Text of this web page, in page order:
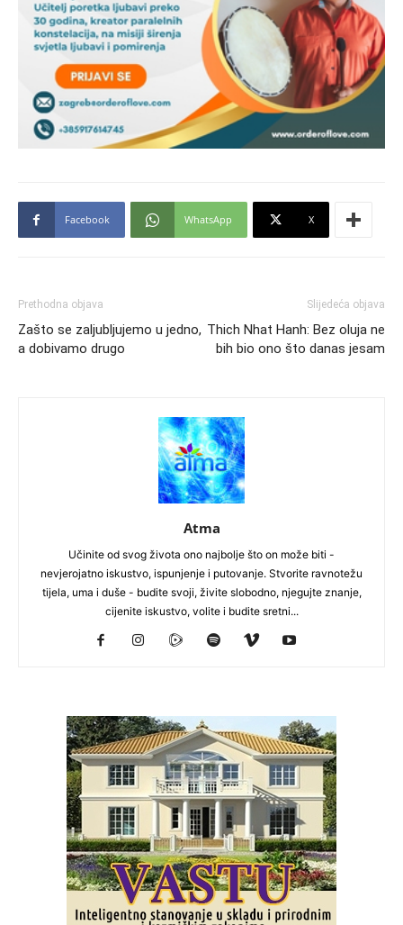
Facebook WhatsApp X
Prethodna objava
Zašto se zaljubljujemo u jedno,
a dobivamo drugo
Slijedeća objava
Thich Nhat Hanh: Bez oluja ne
bih bio ono što danas jesam
Atma
Učinite od svog života ono najbolje što on može biti -
nevjerojatno iskustvo, ispunjenje i putovanje. Stvorite ravnotežu
tijela, uma i duše - budite svoji, živite slobodno, njegujte znanje,
cijenite iskustvo, volite i budite sretni...